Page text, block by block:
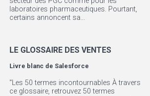
laboratoires pharmaceutiques. Pourtant,
certains annoncent sa...
LE GLOSSAIRE DES VENTES
Livre blanc de Salesforce
"Les 50 termes incontournables À travers
ce glossaire, retrouvez 50 termes